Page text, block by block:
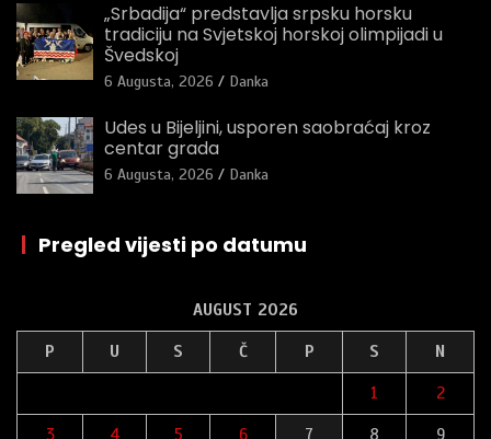
„Srbadija“ predstavlja srpsku horsku
tradiciju na Svjetskoj horskoj olimpijadi u
Švedskoj
6 Augusta, 2026 Danka
Udes u Bijeljini, usporen saobraćaj kroz
centar grada
6 Augusta, 2026 Danka
| Pregled vijesti po datumu
AUGUST 2026
P U S Č P S N
1 2
3 4 5 6 7 8 9